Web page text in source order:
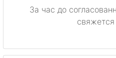
За час до